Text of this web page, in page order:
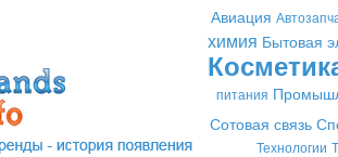
Авиация
химия Бытовая
питания
Сотовая связь
Технологии